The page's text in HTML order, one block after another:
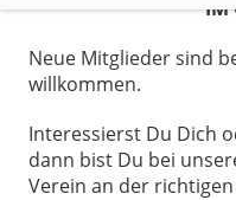
IM
Neue Mitglieder sind
willkommen.
Interessierst Du Dich
dann bist Du bei
Verein an der richtigen